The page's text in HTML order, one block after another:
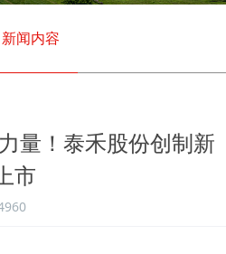
新闻内容
量！泰禾股份创制新
市